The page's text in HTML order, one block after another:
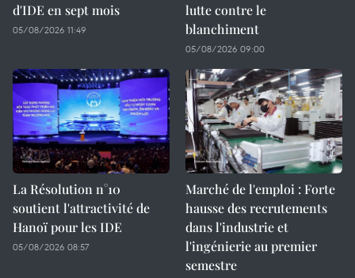
d'IDE en sept mois
05/08/2026 11:49
lutte contre le
blanchiment
05/08/2026 09:00
La Résolution n°10
soutient l'attractivité de
Hanoï pour les IDE
05/08/2026 08:57
Marché de l'emploi : Forte
hausse des recrutements
dans l'industrie et
l'ingénierie au premier
semestre